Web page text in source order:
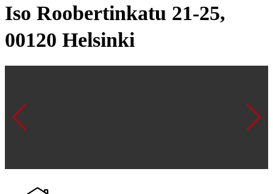
Iso Roobertinkatu 21-25,
00120 Helsinki